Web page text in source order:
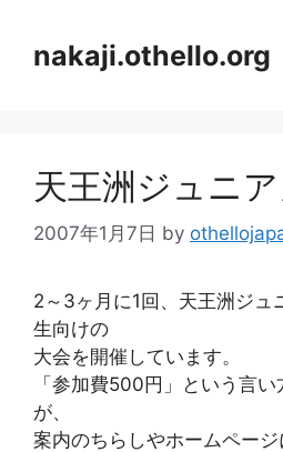
nakaji.othello.org
天王洲ジュニ
2007年1月7日 by
2～3ヶ月に1回、天王洲ジュ
生向けの
大会を開催しています。
「参加費500円」という言
が、
案内のちらしやホームペー